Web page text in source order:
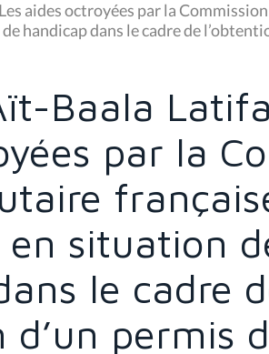
aides octroyées par la
handicap dans le cadre de
Baala
par la
en situation
le cadre
d’un permis